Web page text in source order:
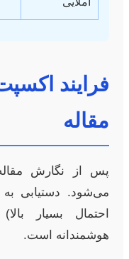
فرایند
مقاله
پس از نگارش
می‌شود. دستیابی
احتمال بسیار
هوشمندانه است.